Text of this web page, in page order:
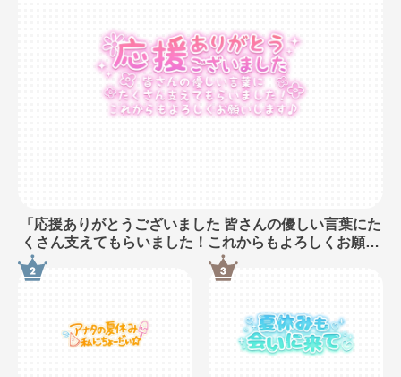
「応援ありがとうございました 皆さんの優しい言葉にた
くさん支えてもらいました！これからもよろしくお願い
します♪」長文・手書き風